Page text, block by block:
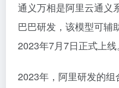
通义万相是阿里云通义
巴巴研发，该模型可辅
2023年7月7日正式上线。
2023年，阿里研发的